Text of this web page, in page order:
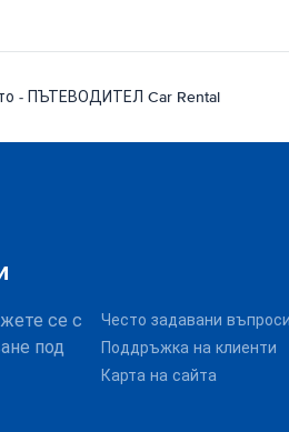
- ПЪТЕВОДИТЕЛ Car Rental
се с
под
Често задавани въпроси
Поддръжка на клиенти
Карта на сайта